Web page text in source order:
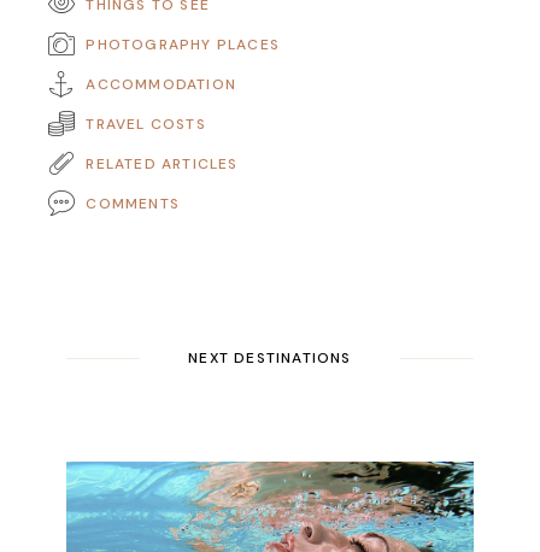
THINGS TO SEE
PHOTOGRAPHY PLACES
ACCOMMODATION
TRAVEL COSTS
RELATED ARTICLES
COMMENTS
NEXT DESTINATIONS